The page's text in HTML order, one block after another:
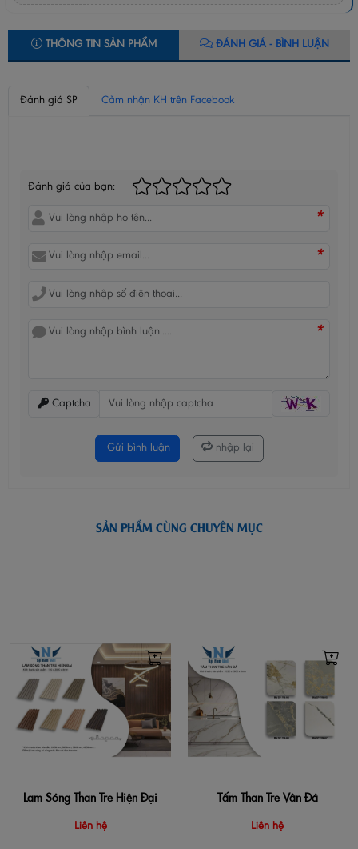
THÔNG TIN SẢN PHẨM ĐÁNH GIÁ - BÌNH LUẬN
Đánh giá SP Cảm nhận KH trên Facebook
Đánh giá của bạn:
*
*
*
Captcha
Gửi bình luận nhập lại
SẢN PHẨM CÙNG CHUYÊN MỤC
Lam Sóng Than Tre Hiện Đại
Liên hệ
Tấm Than Tre Vân Đá
Liên hệ